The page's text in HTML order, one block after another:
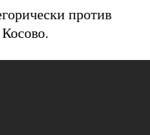
против